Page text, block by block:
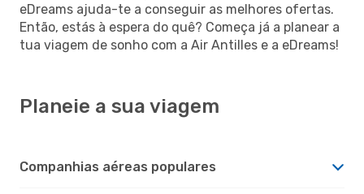
eDreams ajuda-te a conseguir as melhores ofertas.
Então, estás à espera do quê? Começa já a planear a
tua viagem de sonho com a Air Antilles e a eDreams!
Planeie a sua viagem
Companhias aéreas populares